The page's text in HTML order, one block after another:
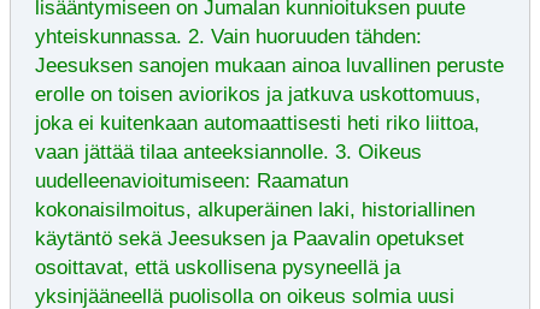
lisääntymiseen on Jumalan kunnioituksen puute
yhteiskunnassa. 2. Vain huoruuden tähden:
Jeesuksen sanojen mukaan ainoa luvallinen peruste
erolle on toisen aviorikos ja jatkuva uskottomuus,
joka ei kuitenkaan automaattisesti heti riko liittoa,
vaan jättää tilaa anteeksiannolle. 3. Oikeus
uudelleenavioitumiseen: Raamatun
kokonaisilmoitus, alkuperäinen laki, historiallinen
käytäntö sekä Jeesuksen ja Paavalin opetukset
osoittavat, että uskollisena pysyneellä ja
yksinjääneellä puolisolla on oikeus solmia uusi